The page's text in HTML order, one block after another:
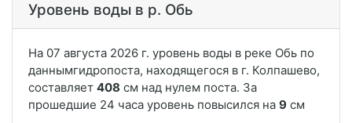
Уровень воды в р. Обь